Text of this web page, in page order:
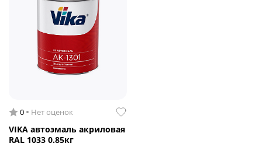
0 Нет оценок
VIKA автоэмаль акриловая
RAL 1033 0.85кг